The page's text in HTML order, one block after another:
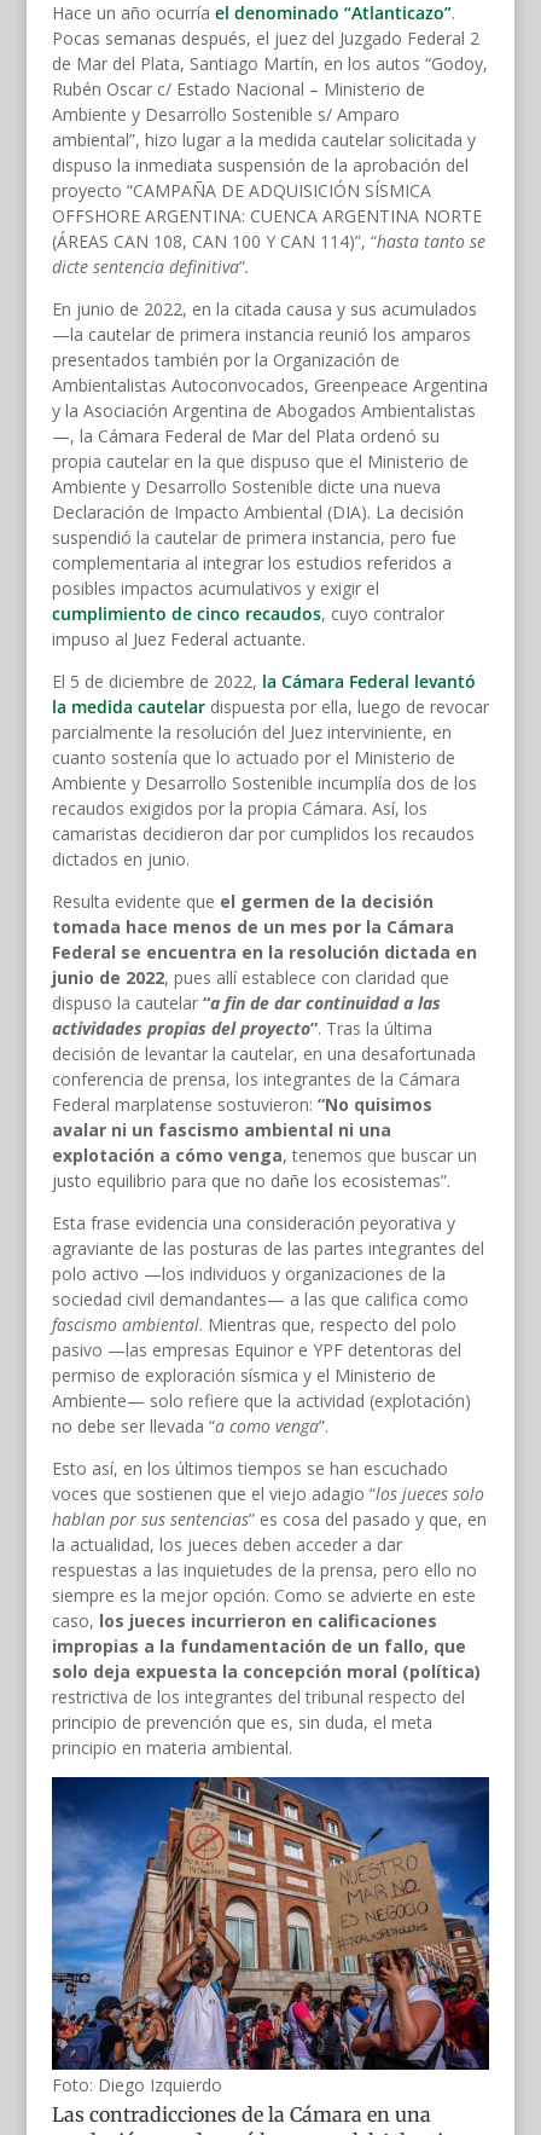
Hace un año ocurría el denominado “Atlanticazo”.
Pocas semanas después, el juez del Juzgado Federal 2
de Mar del Plata, Santiago Martín, en los autos “Godoy,
Rubén Oscar c/ Estado Nacional – Ministerio de
Ambiente y Desarrollo Sostenible s/ Amparo
ambiental”, hizo lugar a la medida cautelar solicitada y
dispuso la inmediata suspensión de la aprobación del
proyecto “CAMPAÑA DE ADQUISICIÓN SÍSMICA
OFFSHORE ARGENTINA: CUENCA ARGENTINA NORTE
(ÁREAS CAN 108, CAN 100 Y CAN 114)”, “hasta tanto se
dicte sentencia definitiva”.
En junio de 2022, en la citada causa y sus acumulados
—la cautelar de primera instancia reunió los amparos
presentados también por la Organización de
Ambientalistas Autoconvocados, Greenpeace Argentina
y la Asociación Argentina de Abogados Ambientalistas
—, la Cámara Federal de Mar del Plata ordenó su
propia cautelar en la que dispuso que el Ministerio de
Ambiente y Desarrollo Sostenible dicte una nueva
Declaración de Impacto Ambiental (DIA). La decisión
suspendió la cautelar de primera instancia, pero fue
complementaria al integrar los estudios referidos a
posibles impactos acumulativos y exigir el
cumplimiento de cinco recaudos, cuyo contralor
impuso al Juez Federal actuante.
El 5 de diciembre de 2022, la Cámara Federal levantó
la medida cautelardispuesta por ella, luego de revocar
parcialmente la resolución del Juez interviniente, en
cuanto sostenía que lo actuado por el Ministerio de
Ambiente y Desarrollo Sostenible incumplía dos de los
recaudos exigidos por la propia Cámara. Así, los
camaristas decidieron dar por cumplidos los recaudos
dictados en junio.
Resulta evidente que el germen de la decisión
tomada hace menos de un mes por la Cámara
Federal se encuentra en la resolución dictada en
junio de 2022, pues allí establece con claridad que
dispuso la cautelar “a fin de dar continuidad a las
actividades propias del proyecto”. Tras la última
decisión de levantar la cautelar, en una desafortunada
conferencia de prensa, los integrantes de la Cámara
Federal marplatense sostuvieron: “No quisimos
avalar ni un fascismo ambiental ni una
explotación a cómo venga, tenemos que buscar un
justo equilibrio para que no dañe los ecosistemas”.
Esta frase evidencia una consideración peyorativa y
agraviante de las posturas de las partes integrantes del
polo activo —los individuos y organizaciones de la
sociedad civil demandantes— a las que califica como
fascismo ambiental. Mientras que, respecto del polo
pasivo —las empresas Equinor e YPF detentoras del
permiso de exploración sísmica y el Ministerio de
Ambiente— solo refiere que la actividad (explotación)
no debe ser llevada “a como venga”.
Esto así, en los últimos tiempos se han escuchado
voces que sostienen que el viejo adagio “los jueces solo
hablan por sus sentencias” es cosa del pasado y que, en
la actualidad, los jueces deben acceder a dar
respuestas a las inquietudes de la prensa, pero ello no
siempre es la mejor opción. Como se advierte en este
caso, los jueces incurrieron en calificaciones
impropias a la fundamentación de un fallo, que
solo deja expuesta la concepción moral (política)
restrictiva de los integrantes del tribunal respecto del
principio de prevención que es, sin duda, el meta
principio en materia ambiental.
Foto: Diego Izquierdo
Las contradicciones de la Cámara en una